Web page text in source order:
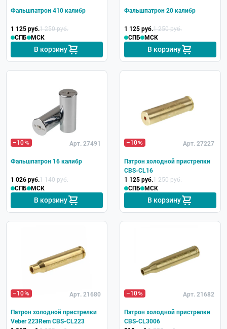
Фальшпатрон 410 калибр
1 125 руб.1 250 руб.
СПБ
МСК
В корзину
Фальшпатрон 20 калибр
1 125 руб.1 250 руб.
СПБ
МСК
В корзину
–10 Арт. 27491
Фальшпатрон 16 калибр
1 026 руб.1 140 руб.
СПБ
МСК
В корзину
–10 Арт. 27227
Патрон холодной пристрелки
CBS-CL16
1 125 руб.1 250 руб.
СПБ
МСК
В корзину
–10 Арт. 21680
Патрон холодной пристрелки
Veber 223Rem CBS-CL223
–10 Арт. 21682
Патрон холодной пристрелки
CBS-CL3006